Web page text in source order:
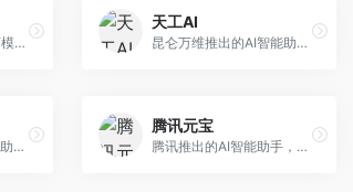
百川智能研发的大语言模型助手，专注于中文理解和生成。面向中文用户，提供知识问答、文本创作、代码辅助等服务，模型参数规模大，中文表达流畅自然。
天工AI
昆仑万维推出的AI智能助手，集成搜索、对话、创作等多种能力。面向普通用户和内容创作者，支持联网搜索、文本生成、图像理解等功能，响应速度快，免费使用。
月之暗面推出的AI智能助手，核心优势在于超长文本处理能力，支持20万字以上文档分析。面向学术研究者、职场人士和内容创作者，提供文档解读、PPT生成、联网搜索等综合服务。
腾讯元宝
腾讯推出的AI智能助手，整合微信生态和腾讯云服务。面向普通用户和企业客户，支持文档解析、图像理解、联网搜索等功能，与腾讯产品无缝衔接，办公协作便捷。